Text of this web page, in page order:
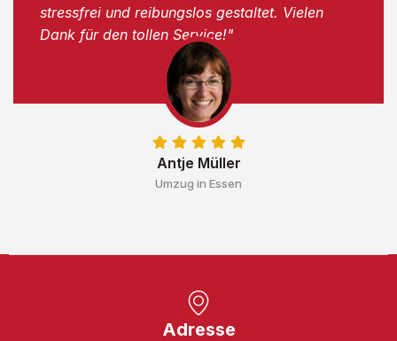
Antje Müller
Umzug in Essen
stressfrei und reibungslos gestaltet. Vielen
Dank für den tollen Service!"
Adresse